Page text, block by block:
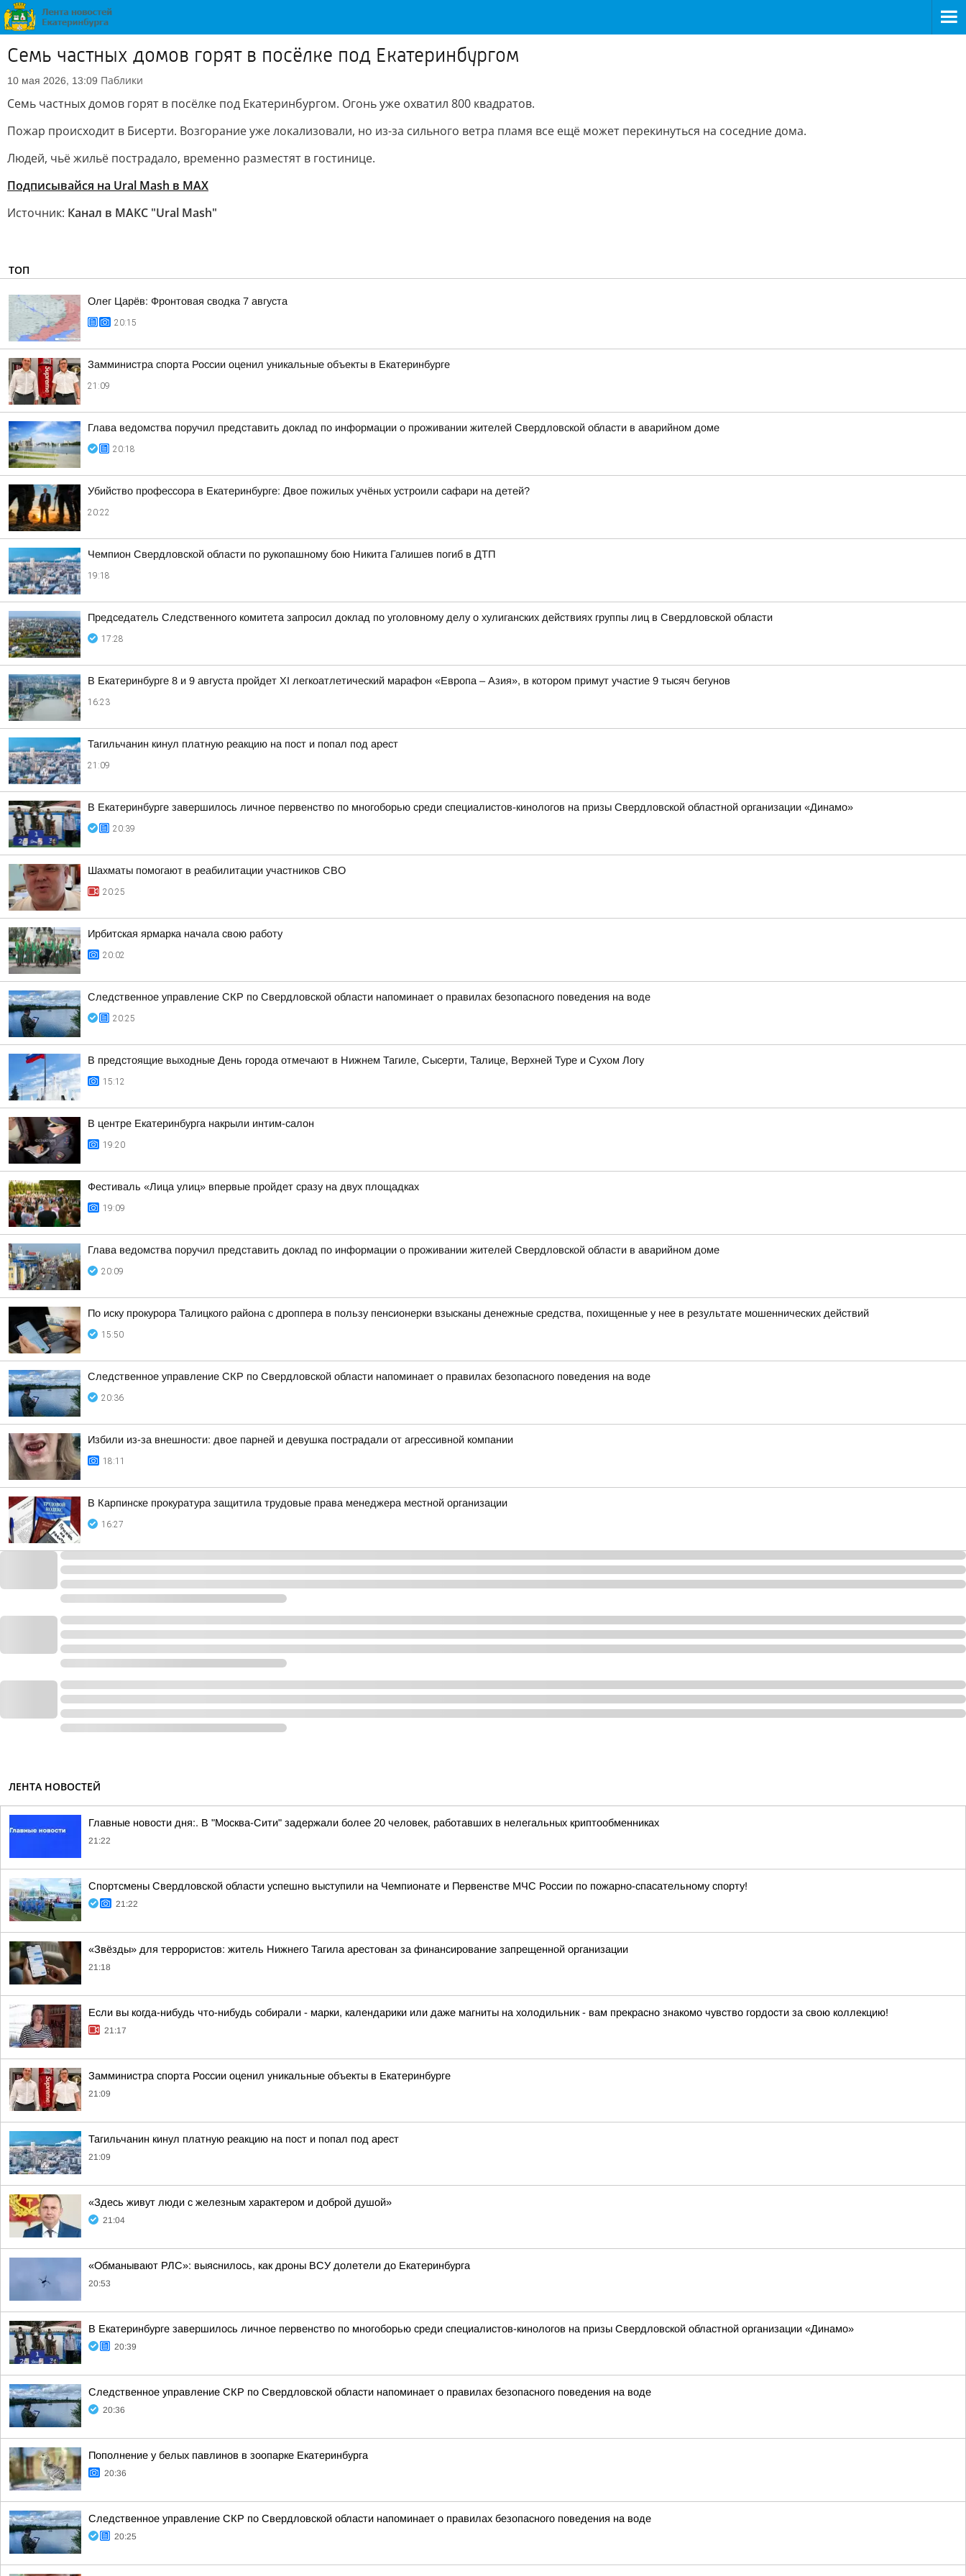
Семь частных домов горят в посёлке под Екатеринбургом
10 мая 2026, 13:09 Паблики
Семь частных домов горят в посёлке под Екатеринбургом. Огонь уже охватил 800 квадратов.
Пожар происходит в Бисерти. Возгорание уже локализовали, но из-за сильного ветра пламя все ещё может перекинуться на соседние дома.
Людей, чьё жильё пострадало, временно разместят в гостинице.
Подписывайся на Ural Mash в MAX
Источник: Канал в МАКС "Ural Mash"
ТОП
Олег Царёв: Фронтовая сводка 7 августа
20:15
Замминистра спорта России оценил уникальные объекты в Екатеринбурге
21:09
Глава ведомства поручил представить доклад по информации о проживании жителей Свердловской области в аварийном доме
20:18
Убийство профессора в Екатеринбурге: Двое пожилых учёных устроили сафари на детей?
20:22
Чемпион Свердловской области по рукопашному бою Никита Галишев погиб в ДТП
19:18
Председатель Следственного комитета запросил доклад по уголовному делу о хулиганских действиях группы лиц в Свердловской области
17:28
В Екатеринбурге 8 и 9 августа пройдет XI легкоатлетический марафон «Европа – Азия», в котором примут участие 9 тысяч бегунов
16:23
Тагильчанин кинул платную реакцию на пост и попал под арест
21:09
В Екатеринбурге завершилось личное первенство по многоборью среди специалистов-кинологов на призы Свердловской областной организации «Динамо»
20:39
Шахматы помогают в реабилитации участников СВО
20:25
Ирбитская ярмарка начала свою работу
20:02
Следственное управление СКР по Свердловской области напоминает о правилах безопасного поведения на воде
20:25
В предстоящие выходные День города отмечают в Нижнем Тагиле, Сысерти, Талице, Верхней Туре и Сухом Логу
15:12
В центре Екатеринбурга накрыли интим-салон
19:20
Фестиваль «Лица улиц» впервые пройдет сразу на двух площадках
19:09
Глава ведомства поручил представить доклад по информации о проживании жителей Свердловской области в аварийном доме
20:09
По иску прокурора Талицкого района с дроппера в пользу пенсионерки взысканы денежные средства, похищенные у нее в результате мошеннических действий
15:50
Следственное управление СКР по Свердловской области напоминает о правилах безопасного поведения на воде
20:36
Избили из-за внешности: двое парней и девушка пострадали от агрессивной компании
18:11
В Карпинске прокуратура защитила трудовые права менеджера местной организации
16:27
ЛЕНТА НОВОСТЕЙ
Главные новости дня:. В "Москва-Сити" задержали более 20 человек, работавших в нелегальных криптообменниках
21:22
Спортсмены Свердловской области успешно выступили на Чемпионате и Первенстве МЧС России по пожарно-спасательному спорту!
21:22
«Звёзды» для террористов: житель Нижнего Тагила арестован за финансирование запрещенной организации
21:18
Если вы когда-нибудь что-нибудь собирали - марки, календарики или даже магниты на холодильник - вам прекрасно знакомо чувство гордости за свою коллекцию!
21:17
Замминистра спорта России оценил уникальные объекты в Екатеринбурге
21:09
Тагильчанин кинул платную реакцию на пост и попал под арест
21:09
«Здесь живут люди с железным характером и доброй душой»
21:04
«Обманывают РЛС»: выяснилось, как дроны ВСУ долетели до Екатеринбурга
20:53
В Екатеринбурге завершилось личное первенство по многоборью среди специалистов-кинологов на призы Свердловской областной организации «Динамо»
20:39
Следственное управление СКР по Свердловской области напоминает о правилах безопасного поведения на воде
20:36
Пополнение у белых павлинов в зоопарке Екатеринбурга
20:36
Следственное управление СКР по Свердловской области напоминает о правилах безопасного поведения на воде
20:25